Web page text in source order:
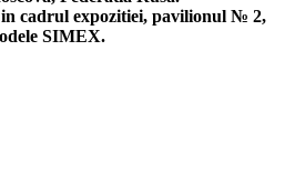
in cadrul expozitiei, pavilionul № 2,
SIMEX.